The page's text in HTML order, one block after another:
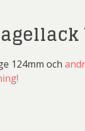
124mm och